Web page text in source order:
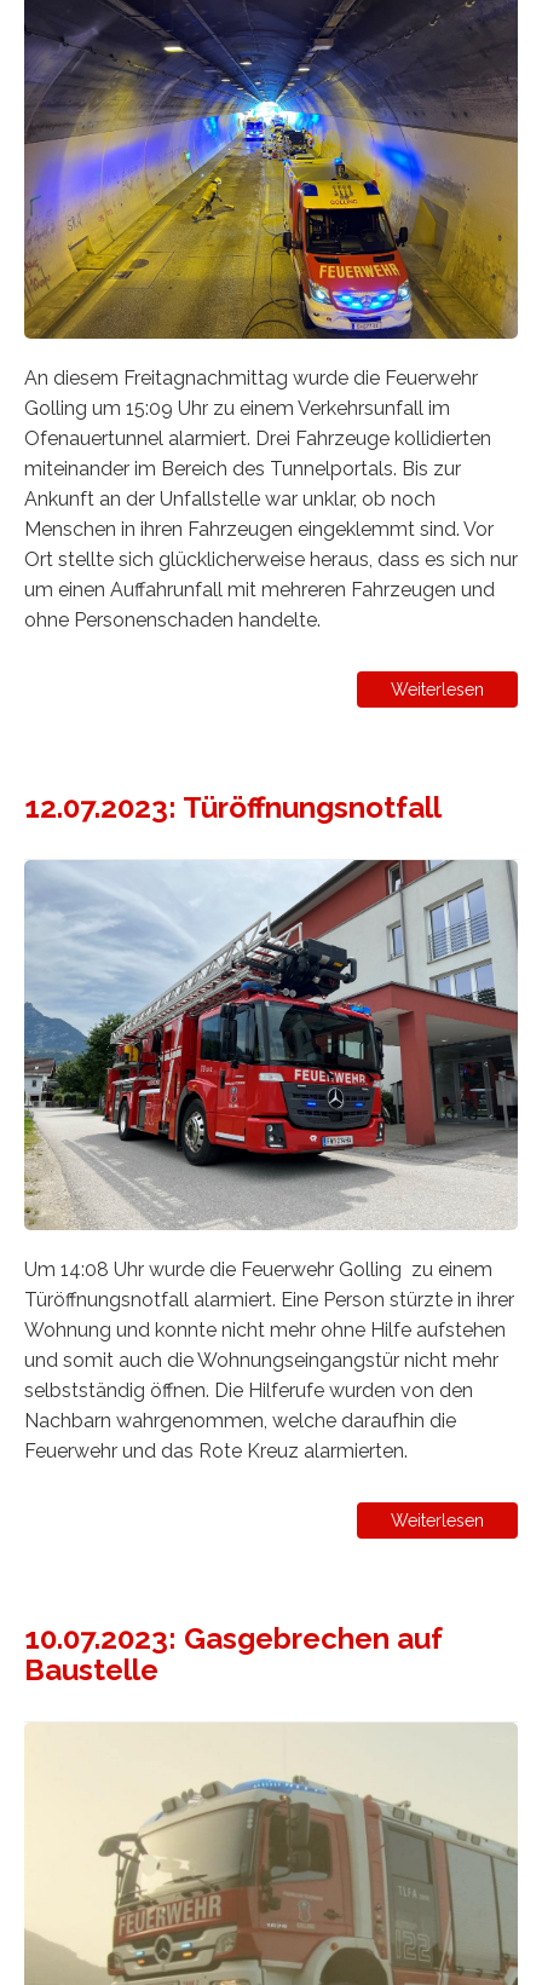
An diesem Freitagnachmittag wurde die Feuerwehr
Golling um 15:09 Uhr zu einem Verkehrsunfall im
Ofenauertunnel alarmiert. Drei Fahrzeuge kollidierten
miteinander im Bereich des Tunnelportals. Bis zur
Ankunft an der Unfallstelle war unklar, ob noch
Menschen in ihren Fahrzeugen eingeklemmt sind. Vor
Ort stellte sich glücklicherweise heraus, dass es sich nur
um einen Auffahrunfall mit mehreren Fahrzeugen und
ohne Personenschaden handelte.
Weiterlesen
12.07.2023: Türöffnungsnotfall
Um 14:08 Uhr wurde die Feuerwehr Golling zu einem
Türöffnungsnotfall alarmiert. Eine Person stürzte in ihrer
Wohnung und konnte nicht mehr ohne Hilfe aufstehen
und somit auch die Wohnungseingangstür nicht mehr
selbstständig öffnen. Die Hilferufe wurden von den
Nachbarn wahrgenommen, welche daraufhin die
Feuerwehr und das Rote Kreuz alarmierten.
Weiterlesen
10.07.2023: Gasgebrechen auf
Baustelle